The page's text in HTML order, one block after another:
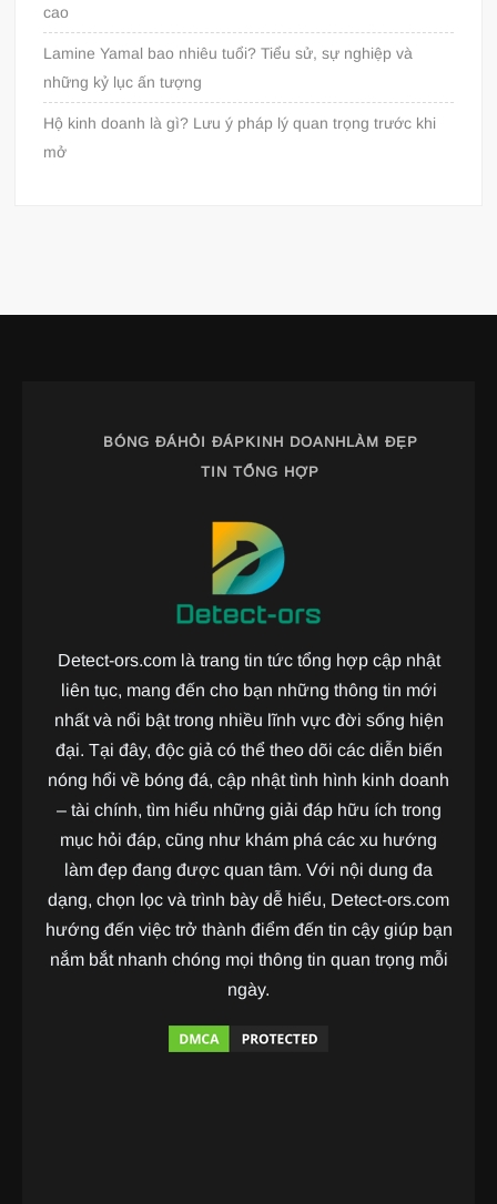
cao
Lamine Yamal bao nhiêu tuổi? Tiểu sử, sự nghiệp và
những kỷ lục ấn tượng
Hộ kinh doanh là gì? Lưu ý pháp lý quan trọng trước khi
mở
BÓNG ĐÁHỎI ĐÁPKINH DOANHLÀM ĐẸP
TIN TỔNG HỢP
Detect-ors.com là trang tin tức tổng hợp cập nhật
liên tục, mang đến cho bạn những thông tin mới
nhất và nổi bật trong nhiều lĩnh vực đời sống hiện
đại. Tại đây, độc giả có thể theo dõi các diễn biến
nóng hổi về bóng đá, cập nhật tình hình kinh doanh
– tài chính, tìm hiểu những giải đáp hữu ích trong
mục hỏi đáp, cũng như khám phá các xu hướng
làm đẹp đang được quan tâm. Với nội dung đa
dạng, chọn lọc và trình bày dễ hiểu, Detect-ors.com
hướng đến việc trở thành điểm đến tin cậy giúp bạn
nắm bắt nhanh chóng mọi thông tin quan trọng mỗi
ngày.